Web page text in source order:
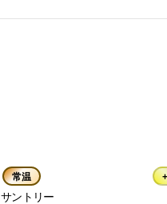
常温
サントリー